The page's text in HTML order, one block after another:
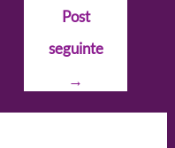
Post
seguinte
→